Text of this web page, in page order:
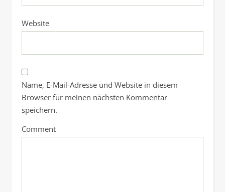
Website
Name, E-Mail-Adresse und Website in diesem
Browser für meinen nächsten Kommentar
speichern.
Comment